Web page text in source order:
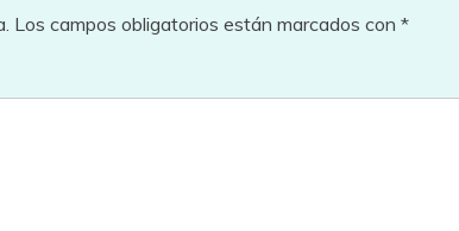
Los campos obligatorios están marcados con *